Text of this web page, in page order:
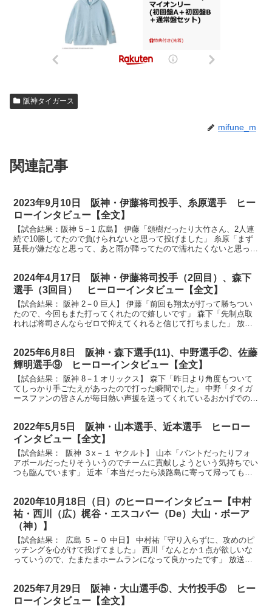
阪神タイガース
mifune_m
関連記事
2023年9月10日 阪神・伊藤将司投手、糸原選手 ヒー
ローインタビュー【全文】
【試合結果：阪神 5－1 広島】 伊藤「頌樹だったり大竹さん、2人連
続で10勝してたので負けられないと思って投げました」 糸原「まず
延長が嫌だなと思って、あと雨が降ってたので濡れたくないと思って
2024年4月17日 阪神・伊藤将司投手（2回目）、森下
選手（3回目） ヒーローインタビュー【全文】
【試合結果： 阪神 2－0 巨人】 伊藤「前回も翔太が打って勝ちつい
たので、今回もまた打ってくれたので嬉しいです」 森下「先制点取
れれば将司さんならゼロで抑えてくれると信じて打ちました」 放送
2025年6月8日 阪神・森下選手(11)、中野選手②、佐藤
輝明選手⑨ ヒーローインタビュー【全文】
【試合結果： 阪神 8－1 オリックス】 森下「昨日より角度もついて
てしっかり手ごたえがあったので打った瞬間でした」 中野「タイガ
ースファンの皆さんが毎日熱い声援を送ってくれているおかげでのび
2022年5月5日 阪神・山本選手、近本選手 ヒーロー
インタビュー【全文】
【試合結果： 阪神 ３x－１ ヤクルト】 山本「バントだったりフォ
アボールだったりそういうのでチームに貢献しようという気持ちでい
つも臨んでいます」 近本「本当だったら淡路島に寄って帰ってもら
2020年10月18日（日）のヒーローインタビュー【中村
祐・西川（広）梶谷・エスコバー（De）大山・ボーア
（神）】
【試合結果： 広島 ５－０ 中日】 中村祐「守り入らずに、攻めのピ
ッチングを心がけて投げてました」 西川「なんとか１点が欲しいな
っていうので、たまたまホームランになって良かったです」 放送
2025年7月29日 阪神・大山選手⑤、大竹投手⑤ ヒー
ローインタビュー【全文】